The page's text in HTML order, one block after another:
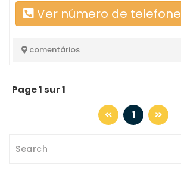
Ver número de telefone
comentários
Page 1 sur 1
1